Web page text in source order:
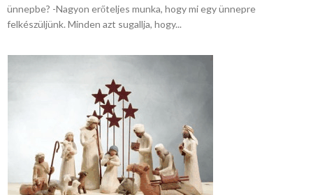
ünnepbe? -Nagyon erőteljes munka, hogy mi egy ünnepre
felkészüljünk. Minden azt sugallja, hogy...